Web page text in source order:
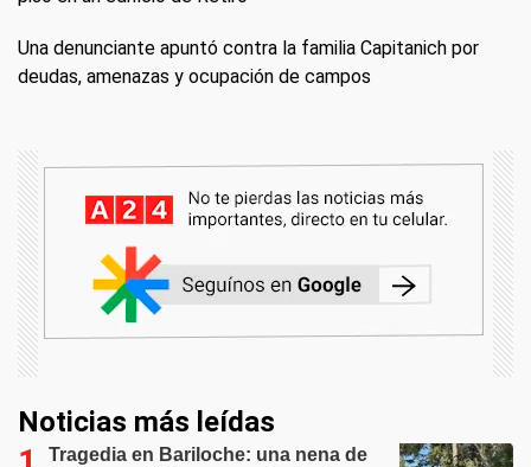
Una denunciante apuntó contra la familia Capitanich por
deudas, amenazas y ocupación de campos
Noticias más leídas
Tragedia en Bariloche: una nena de